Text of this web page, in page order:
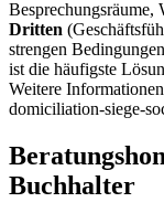
Besprechungsräume,
Dritten
strengen
ist die häufigste
Weitere
domiciliation-siege-
Buchhalter